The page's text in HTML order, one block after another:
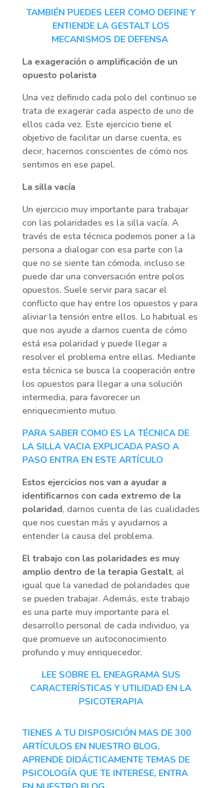
TAMBIÉN PUEDES LEER COMO DEFINE Y
ENTIENDE LA GESTALT LOS
MECANISMOS DE DEFENSA
La exageración o amplificación de un
opuesto polarista
Una vez definido cada polo del continuo se
trata de exagerar cada aspecto de uno de
ellos cada vez. Este ejercicio tiene el
objetivo de facilitar un darse cuenta, es
decir, hacernos conscientes de cómo nos
sentimos en ese papel.
La silla vacía
Un ejercicio muy importante para trabajar
con las polaridades es la silla vacía. A
través de esta técnica podemos poner a la
persona a dialogar con esa parte con la
que no se siente tan cómoda, incluso se
puede dar una conversación entre polos
opuestos. Suele servir para sacar el
conflicto que hay entre los opuestos y para
aliviar la tensión entre ellos. Lo habitual es
que nos ayude a darnos cuenta de cómo
está esa polaridad y puede llegar a
resolver el problema entre ellas. Mediante
esta técnica se busca la cooperación entre
los opuestos para llegar a una solución
intermedia, para favorecer un
enriquecimiento mutuo.
PARA SABER COMO ES LA TÉCNICA DE
LA SILLA VACIA EXPLICADA PASO A
PASO ENTRA EN ESTE ARTÍCULO
Estos ejercicios nos van a ayudar a
identificarnos con cada extremo de la
polaridad, darnos cuenta de las cualidades
que nos cuestan más y ayudarnos a
entender la causa del problema.
El trabajo con las polaridades es muy
amplio dentro de la terapia Gestalt, al
igual que la variedad de polaridades que
se pueden trabajar. Además, este trabajo
es una parte muy importante para el
desarrollo personal de cada individuo, ya
que promueve un autoconocimiento
profundo y muy enriquecedor.
LEE SOBRE EL ENEAGRAMA SUS
CARACTERÍSTICAS Y UTILIDAD EN LA
PSICOTERAPIA
TIENES A TU DISPOSICIÓN MAS DE 300
ARTÍCULOS EN NUESTRO BLOG,
APRENDE DIDÁCTICAMENTE TEMAS DE
PSICOLOGÍA QUE TE INTERESE, ENTRA